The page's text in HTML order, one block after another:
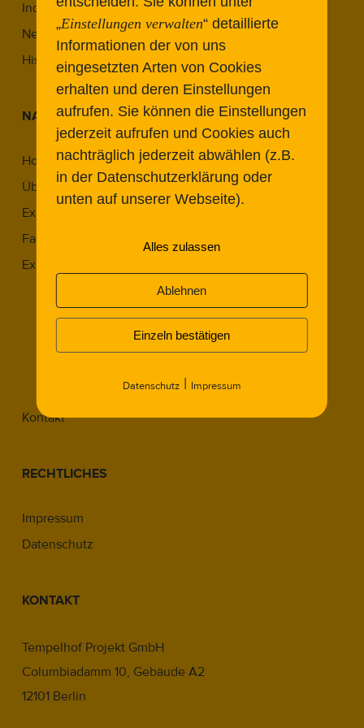
Industriekultur in Berlin
Neue Wege im Denkmal
Historic Airports Revisited
NAVIGATION
Home
Über Uns
Expert:innen
Fachbeiträge
Expert Meetings
Expert Meeting 2022.1
Expert Meeting 2023.1
Expert Meeting 2023.2
Expert Meeting 2025.2
Kontakt
RECHTLICHES
Impressum
Datenschutz
KONTAKT
Tempelhof Projekt GmbH
Columbiadamm 10, Gebäude A2
12101 Berlin
„Einstellungen verwalten“ detaillierte
Informationen der von uns
eingesetzten Arten von Cookies
erhalten und deren Einstellungen
aufrufen. Sie können die Einstellungen
jederzeit aufrufen und Cookies auch
nachträglich jederzeit abwählen (z.B.
in der Datenschutzerklärung oder
unten auf unserer Webseite).
Alles zulassen
Ablehnen
Einzeln bestätigen
Datenschutz| Impressum